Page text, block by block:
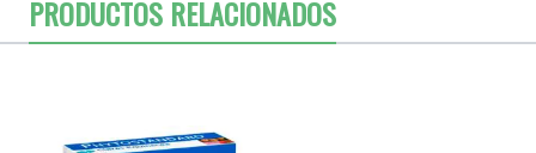
PRODUCTOS RELACIONADOS